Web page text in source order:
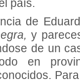
país.
de
y
de un
en